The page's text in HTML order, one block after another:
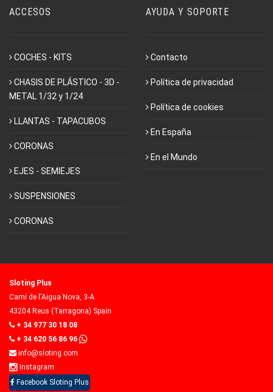
ACCESOS
COCHES - KITS
CHASIS DE PLÁSTICO - 3D -
METAL 1/32 y 1/24
LLANTAS - TAPACUBOS
CORONAS
EJES - SEMIEJES
SUSPENSIONES
CORONAS
AYUDA Y SOPORTE
Contacto
Política de privacidad
Política de cookies
En España
En el Mundo
Sloting Plus
Camí de l'Aigua Nova, 3-A
43204 Reus (Tarragona) Spain
+ 34 977 30 18 08
+ 34 620 56 86 96
info@sloting.com
Instagram
Facebook Sloting Plus